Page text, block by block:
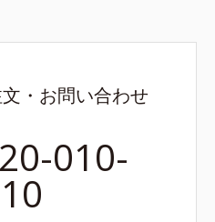
・お問い合わせ
010-